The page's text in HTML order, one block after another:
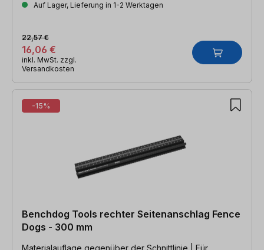
Auf Lager, Lieferung in 1-2 Werktagen
16,06 €
22,57 €
inkl. MwSt. zzgl.
Versandkosten
-15%
Benchdog Tools rechter Seitenanschlag Fence
Dogs - 300 mm